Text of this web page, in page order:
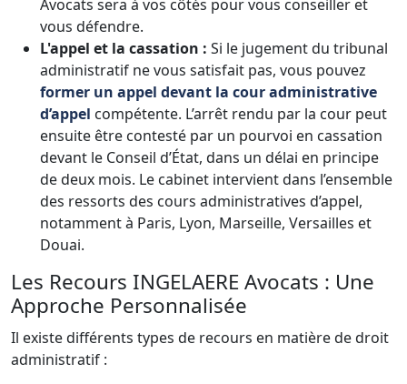
Avocats sera à vos côtés pour vous conseiller et
vous défendre.
L'appel et la cassation : Si le jugement du tribunal
administratif ne vous satisfait pas, vous pouvez
former un appel devant la cour administrative
d’appel compétente. L’arrêt rendu par la cour peut
ensuite être contesté par un pourvoi en cassation
devant le Conseil d’État, dans un délai en principe
de deux mois. Le cabinet intervient dans l’ensemble
des ressorts des cours administratives d’appel,
notamment à Paris, Lyon, Marseille, Versailles et
Douai.
Les Recours INGELAERE Avocats : Une
Approche Personnalisée
Il existe différents types de recours en matière de droit
administratif :